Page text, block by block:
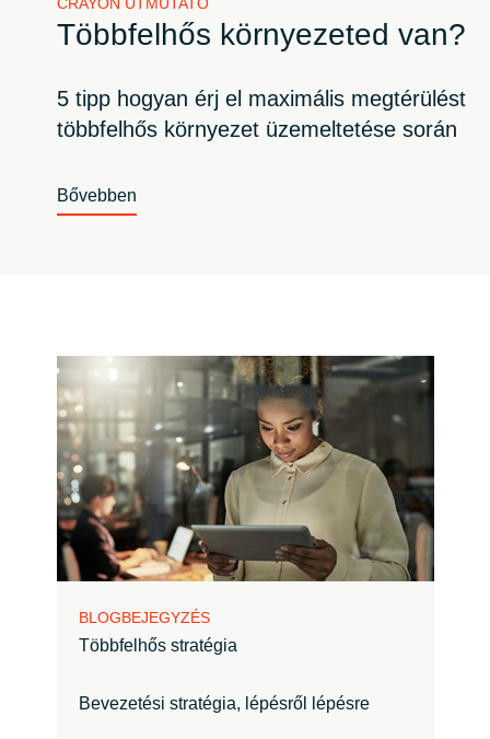
Többfelhős környezeted van?
5 tipp hogyan érj el maximális megtérülést
többfelhős környezet üzemeltetése során
Bővebben
BLOGBEJEGYZÉS
Többfelhős stratégia
Bevezetési stratégia, lépésről lépésre